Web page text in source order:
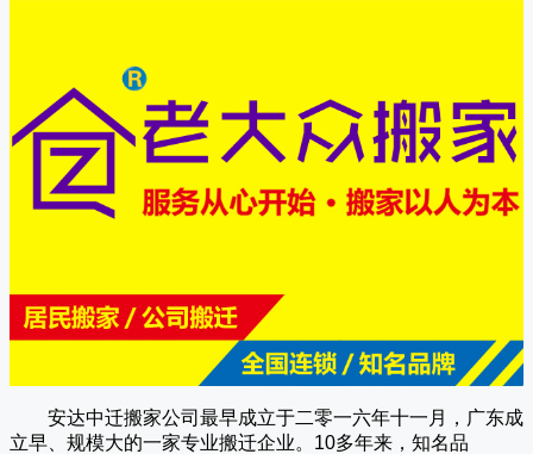
安达中迁搬家公司 最早成立于二零一六年十一月，广东成
立早、规模大的一家专业搬迁企业。10多年来，知名品